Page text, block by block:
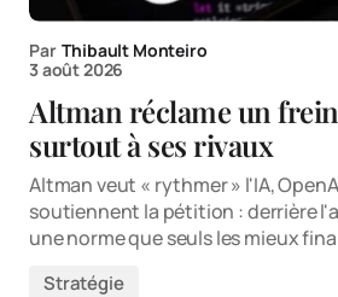
Par Thibault Monteiro
3 août 2026
Altman réclame un
surtout à ses rivaux
Altman veut « rythmer » l'IA,
soutiennent la pétition : derrière
une norme que seuls les mieux
Stratégie